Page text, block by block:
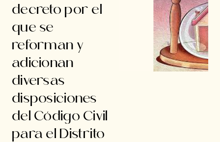
decreto por el
que se
reforman y
adicionan
diversas
disposiciones
del Código Civil
para el Distrito